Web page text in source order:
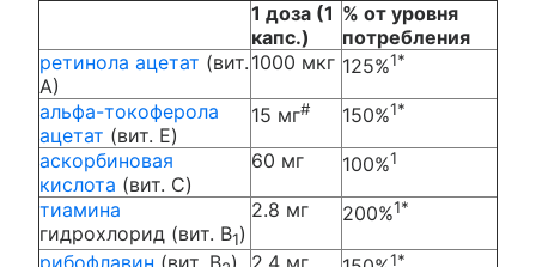
1 доза (1
капс.)
% от уровня
потребления
ретинола ацетат (вит.
А)
1000 мкг 125%1*
альфа-токоферола
ацетат (вит. E)
15 мг# 150%1*
аскорбиновая
кислота (вит. C)
60 мг 100%1
тиамина
гидрохлорид (вит. B1)
2.8 мг 200%1*
рибофлавин (вит. B ) 2.4 мг 1*